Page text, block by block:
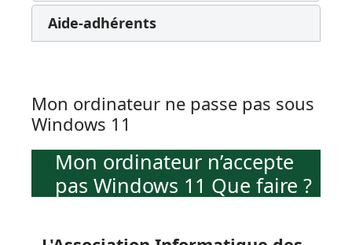
Aide-adhérents
Mon ordinateur ne passe pas sous
Windows 11
Mon ordinateur n’accepte
pas Windows 11 Que faire ?